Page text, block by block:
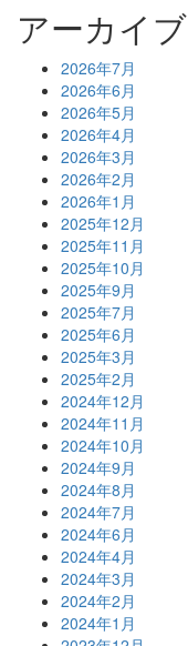
アーカイブ
2026年7月
2026年6月
2026年5月
2026年4月
2026年3月
2026年2月
2026年1月
2025年12月
2025年11月
2025年10月
2025年9月
2025年7月
2025年6月
2025年3月
2025年2月
2024年12月
2024年11月
2024年10月
2024年9月
2024年8月
2024年7月
2024年6月
2024年4月
2024年3月
2024年2月
2024年1月